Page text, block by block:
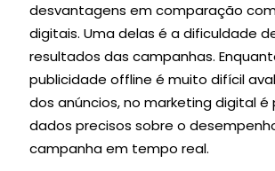
desvantagens em comparação
digitais. Uma delas é a dificuldade
resultados das campanhas.
publicidade offline é muito difícil
dos anúncios, no marketing digital
dados precisos sobre o
campanha em tempo real.